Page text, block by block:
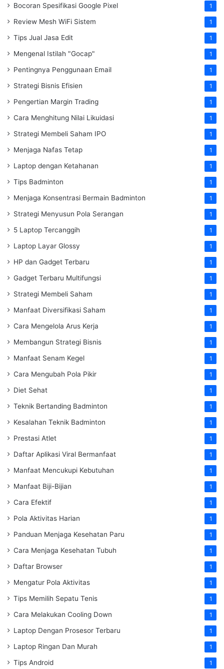
Bocoran Spesifikasi Google Pixel 1
Review Mesh WiFi Sistem 1
Tips Jual Jasa Edit 1
Mengenal Istilah "Gocap" 1
Pentingnya Penggunaan Email 1
Strategi Bisnis Efisien 1
Pengertian Margin Trading 1
Cara Menghitung Nilai Likuidasi 1
Strategi Membeli Saham IPO 1
Menjaga Nafas Tetap 1
Laptop dengan Ketahanan 1
Tips Badminton 1
Menjaga Konsentrasi Bermain Badminton 1
Strategi Menyusun Pola Serangan 1
5 Laptop Tercanggih 1
Laptop Layar Glossy 1
HP dan Gadget Terbaru 1
Gadget Terbaru Multifungsi 1
Strategi Membeli Saham 1
Manfaat Diversifikasi Saham 1
Cara Mengelola Arus Kerja 1
Membangun Strategi Bisnis 1
Manfaat Senam Kegel 1
Cara Mengubah Pola Pikir 1
Diet Sehat 1
Teknik Bertanding Badminton 1
Kesalahan Teknik Badminton 1
Prestasi Atlet 1
Daftar Aplikasi Viral Bermanfaat 1
Manfaat Mencukupi Kebutuhan 1
Manfaat Biji-Bijian 1
Cara Efektif 1
Pola Aktivitas Harian 1
Panduan Menjaga Kesehatan Paru 1
Cara Menjaga Kesehatan Tubuh 1
Daftar Browser 1
Mengatur Pola Aktivitas 1
Tips Memilih Sepatu Tenis 1
Cara Melakukan Cooling Down 1
Laptop Dengan Prosesor Terbaru 1
Laptop Ringan Dan Murah 1
Tips Android 1